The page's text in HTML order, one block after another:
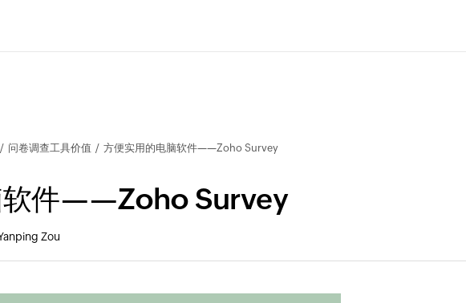
/ 问卷调查工具价值 / 方便实用的电脑软件——Zoho Survey
软件——Zoho Survey
Zou